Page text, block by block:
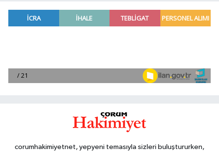
corumhakimiyetnet, yepyeni temasıyla sizleri buluştururken,